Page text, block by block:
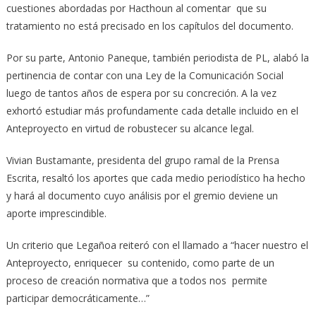
cuestiones abordadas por Hacthoun al comentar que su
tratamiento no está precisado en los capítulos del documento.
Por su parte, Antonio Paneque, también periodista de PL, alabó la
pertinencia de contar con una Ley de la Comunicación Social
luego de tantos años de espera por su concreción. A la vez
exhortó estudiar más profundamente cada detalle incluido en el
Anteproyecto en virtud de robustecer su alcance legal.
Vivian Bustamante, presidenta del grupo ramal de la Prensa
Escrita, resaltó los aportes que cada medio periodístico ha hecho
y hará al documento cuyo análisis por el gremio deviene un
aporte imprescindible.
Un criterio que Legañoa reiteró con el llamado a “hacer nuestro el
Anteproyecto, enriquecer su contenido, como parte de un
proceso de creación normativa que a todos nos permite
participar democráticamente…”